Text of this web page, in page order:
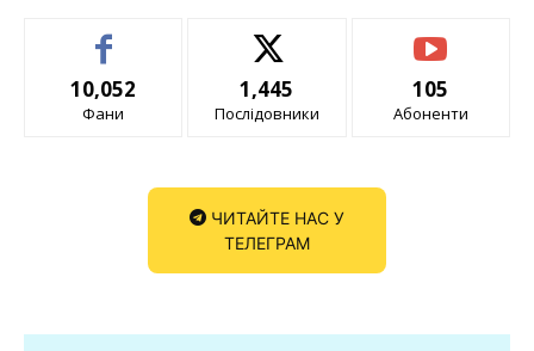
10,052
Фани
1,445
Послідовники
105
Абоненти
ЧИТАЙТЕ НАС У
ТЕЛЕГРАМ